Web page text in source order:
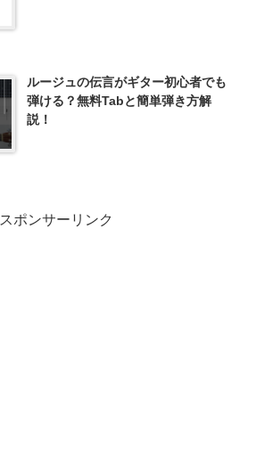
ルージュの伝言がギター初心者でも
弾ける？無料Tabと簡単弾き方解
説！
スポンサーリンク